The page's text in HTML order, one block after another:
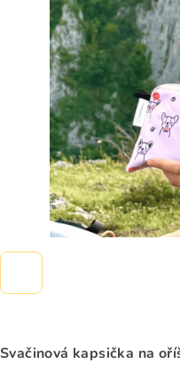
Svačinová kapsička na
hvězdiček.